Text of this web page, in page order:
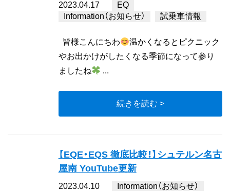
2023.04.17
EQ
Information（お知らせ）
試乗車情報
皆様こんにちわ
温かくなるとピクニック
やお出かけがしたくなる季節になって参り
ましたね
...
続きを読む >
【EQE・EQS 徹底比較！】シュテルン名古
屋南 YouTube更新
2023.04.10 Information（お知らせ）